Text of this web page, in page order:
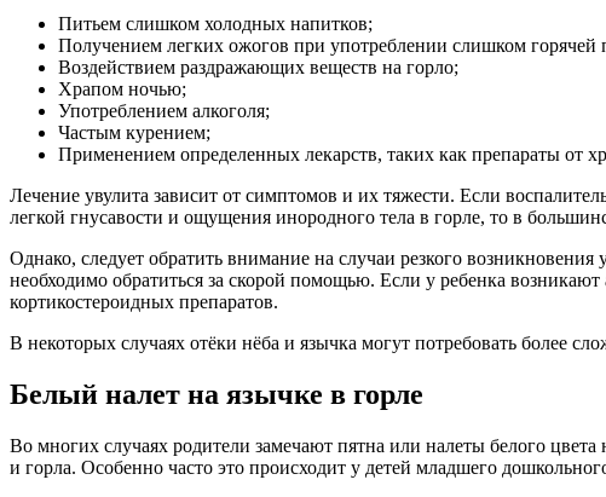
Питьем слишком холодных напитков;
Получением легких ожогов при употреблении слишком
Воздействием раздражающих веществ на горло;
Храпом ночью;
Употреблением алкоголя;
Частым курением;
Применением определенных лекарств, таких как препараты от
Лечение увулита зависит от симптомов и их тяжести. Если
легкой гнусавости и ощущения инородного тела в горле, то в
Однако, следует обратить внимание на случаи резкого
необходимо обратиться за скорой помощью. Если у ребенка
кортикостероидных препаратов.
В некоторых случаях отёки нёба и язычка могут потребовать более
Белый налет на язычке в горле
Во многих случаях родители замечают пятна или налеты белого
и горла. Особенно часто это происходит у детей младшего